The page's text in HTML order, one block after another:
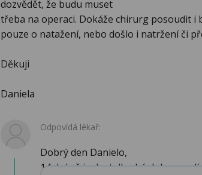
dozvědět, že budu muset
třeba na operaci. Dokáže chirurg posoudit i
pouze o natažení, nebo došlo i natržení či
Děkuji
Daniela
Odpovídá lékař:
Dobrý den Danielo,
14 dní už je dost dlouhá doba,